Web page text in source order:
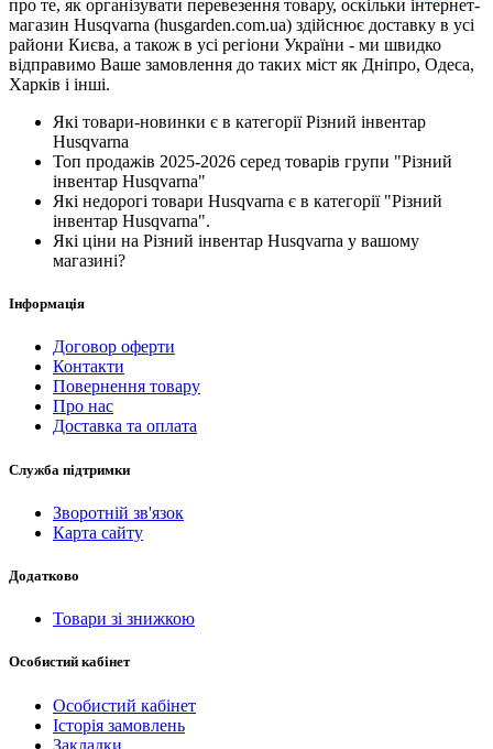
про те, як організувати перевезення товару, оскільки інтернет-
магазин Husqvarna (husgarden.com.ua) здійснює доставку в усі
райони Києва, а також в усі регіони України - ми швидко
відправимо Ваше замовлення до таких міст як Дніпро, Одеса,
Харків і інші.
Які товари-новинки є в категорії Різний інвентар
Husqvarna
Топ продажів 2025-2026 серед товарів групи "Різний
інвентар Husqvarna"
Які недорогі товари Husqvarna є в категорії "Різний
інвентар Husqvarna".
Які ціни на Різний інвентар Husqvarna у вашому
магазині?
Інформація
Договор оферти
Контакти
Повернення товару
Про нас
Доставка та оплата
Служба підтримки
Зворотній зв'язок
Карта сайту
Додатково
Товари зі знижкою
Особистий кабінет
Особистий кабінет
Історія замовлень
Закладки